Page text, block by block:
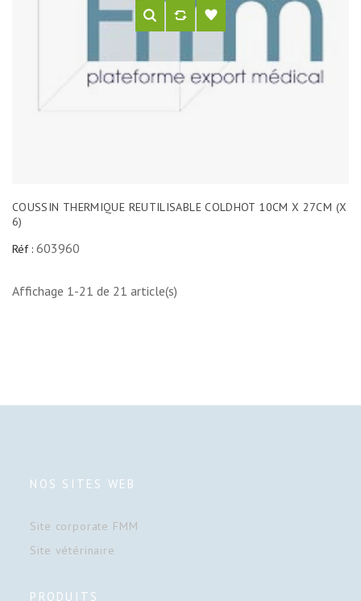
COUSSIN THERMIQUE REUTILISABLE COLDHOT 10CM X 27CM (X
6)
Réf : 603960
Affichage 1-21 de 21 article(s)
NOS SITES WEB
Site corporate FMM
Site vétérinaire
PRODUITS